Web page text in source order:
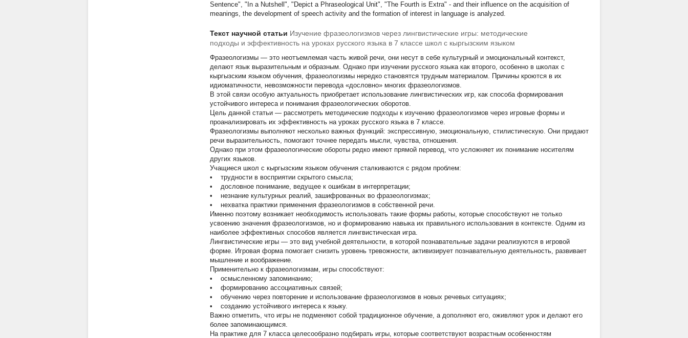
Sentence", "In a Nutshell", "Depict a Phraseological Unit", "The Fourth is Extra" - and their influence on the acquisition of
meanings, the development of speech activity and the formation of interest in language is analyzed.
Текст научной статьи Изучение фразеологизмов через лингвистические игры: методические
подходы и эффективность на уроках русского языка в 7 классе школ с кыргызским языком
Фразеологизмы — это неотъемлемая часть живой речи, они несут в себе культурный и эмоциональный контекст,
делают язык выразительным и образным. Однако при изучении русского языка как второго, особенно в школах с
кыргызским языком обучения, фразеологизмы нередко становятся трудным материалом. Причины кроются в их
идиоматичности, невозможности перевода «дословно» многих фразеологизмов.
В этой связи особую актуальность приобретает использование лингвистических игр, как способа формирования
устойчивого интереса и понимания фразеологических оборотов.
Цель данной статьи — рассмотреть методические подходы к изучению фразеологизмов через игровые формы и
проанализировать их эффективность на уроках русского языка в 7 классе.
Фразеологизмы выполняют несколько важных функций: экспрессивную, эмоциональную, стилистическую. Они придают
речи выразительность, помогают точнее передать мысли, чувства, отношения.
Однако при этом фразеологические обороты редко имеют прямой перевод, что усложняет их понимание носителям
других языков.
Учащиеся школ с кыргызским языком обучения сталкиваются с рядом проблем:
•
трудности в восприятии скрытого смысла;
•
дословное понимание, ведущее к ошибкам в интерпретации;
•
незнание культурных реалий, зашифрованных во фразеологизмах;
•
нехватка практики применения фразеологизмов в собственной речи.
Именно поэтому возникает необходимость использовать такие формы работы, которые способствуют не только
усвоению значения фразеологизмов, но и формированию навыка их правильного использования в контексте. Одним из
наиболее эффективных способов является лингвистическая игра.
Лингвистические игры — это вид учебной деятельности, в которой познавательные задачи реализуются в игровой
форме. Игровая форма помогает снизить уровень тревожности, активизирует познавательную деятельность, развивает
мышление и воображение.
Применительно к фразеологизмам, игры способствуют:
•
осмысленному запоминанию;
•
формированию ассоциативных связей;
•
обучению через повторение и использование фразеологизмов в новых речевых ситуациях;
•
созданию устойчивого интереса к языку.
Важно отметить, что игры не подменяют собой традиционное обучение, а дополняют его, оживляют урок и делают его
более запоминающимся.
На практике для 7 класса целесообразно подбирать игры, которые соответствуют возрастным особенностям